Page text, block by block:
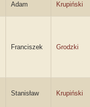
Adam Krupiński
Franciszek Grodzki
Stanisław Krupiński